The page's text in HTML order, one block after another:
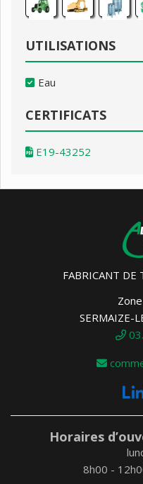
UTILISATIONS
Eau
CERTIFICATS
E19-43252
FABRICANT DE
SERMAIZE-
Horaires
8h00 -